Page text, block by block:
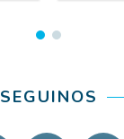
SEGUINOS